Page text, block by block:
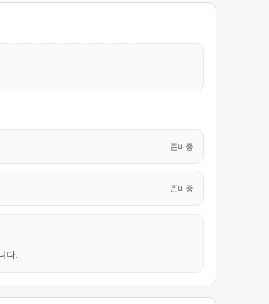
준비중
준비중
다.